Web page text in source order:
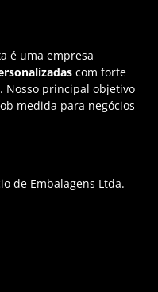
é uma empresa
com forte
Nosso principal objetivo
medida para negócios
de Embalagens Ltda.